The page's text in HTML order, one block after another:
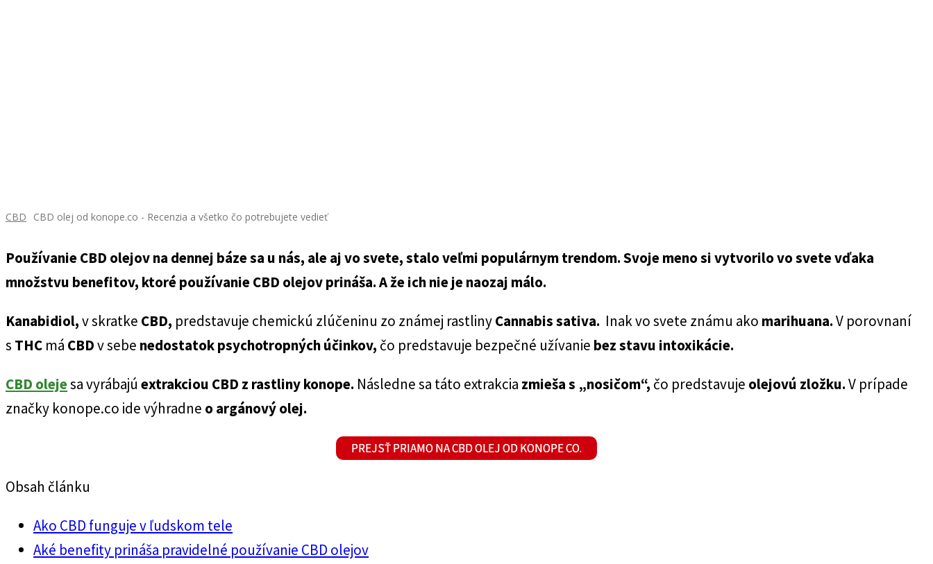
CBD CBD olej od konope.co - Recenzia a všetko čo potrebujete vedieť
Používanie CBD olejov na dennej báze sa u nás, ale aj vo svete, stalo veľmi populárnym trendom. Svoje meno si vytvorilo vo svete vďaka
množstvu benefitov, ktoré používanie CBD olejov prináša. A že ich nie je naozaj málo.
Kanabidiol,v skratke CBD, predstavuje chemickú zlúčeninu zo známej rastlinyCannabis sativa. Inak vo svete známu ako marihuana.V porovnaní
s THC má CBDv sebe nedostatok psychotropných účinkov, čo predstavuje bezpečné užívanie bez stavu intoxikácie.
CBD olejesa vyrábajú extrakciou CBD z rastliny konope. Následne sa táto extrakcia zmiešas „nosičom“, čo predstavuje olejovú zložku.V prípade
značky konope.co ide výhradne o argánový olej.
PREJSŤ PRIAMO NA CBD OLEJ OD KONOPE CO.
Obsah článku
Ako CBD funguje v ľudskom tele
Aké benefity prináša pravidelné používanie CBD olejov